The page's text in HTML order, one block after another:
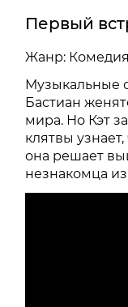
Первый
Жанр:
Музыкальные
Бастиан
мира. Но Кэт
клятвы
она решает
незнакомца